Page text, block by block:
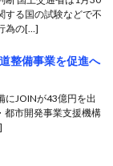
する国の試験などで不
為の[…]
整備事業を促進へ
にJOINが43億円を出
都市開発事業支援機構